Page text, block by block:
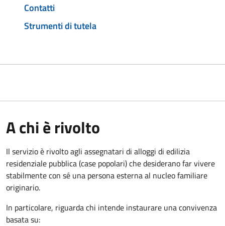
Contatti
Strumenti di tutela
A chi è rivolto
Il servizio è rivolto agli assegnatari di alloggi di edilizia
residenziale pubblica (case popolari) che desiderano far vivere
stabilmente con sé una persona esterna al nucleo familiare
originario.
In particolare, riguarda chi intende instaurare una convivenza
basata su: